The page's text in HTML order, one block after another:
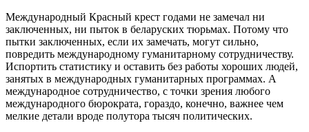
Международный Красный крест годами не замечал ни
заключенных, ни пыток в беларуских тюрьмах. Потому что
пытки заключенных, если их замечать, могут сильно,
повредить международному гуманитарному сотрудничеству.
Испортить статистику и оставить без работы хороших людей,
занятых в международных гуманитарных программах. А
международное сотрудничество, с точки зрения любого
международного бюрократа, гораздо, конечно, важнее чем
мелкие детали вроде полутора тысяч политических.